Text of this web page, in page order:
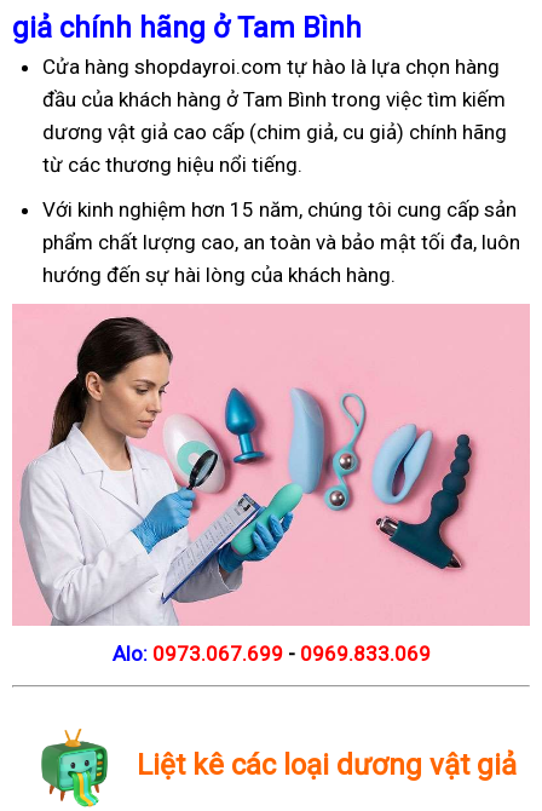
giả chính hãng ở Tam Bình
Cửa hàng shopdayroi.com tự hào là lựa chọn hàng
đầu của khách hàng ở Tam Bình trong việc tìm kiếm
dương vật giả cao cấp (chim giả, cu giả) chính hãng
từ các thương hiệu nổi tiếng.
Với kinh nghiệm hơn 15 năm, chúng tôi cung cấp sản
phẩm chất lượng cao, an toàn và bảo mật tối đa, luôn
hướng đến sự hài lòng của khách hàng.
Alo: 0973.067.699 - 0969.833.069
Liệt kê các loại dương vật giả